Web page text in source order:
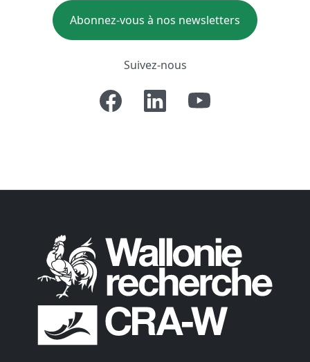
Abonnez-vous à nos newsletters
Suivez-nous